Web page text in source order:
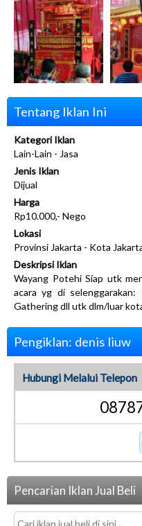
Tentang Iklan Ini
Kategori Iklan
Lain-Lain - Jasa
Jenis Iklan
Dijual
Harga
Rp10.000,- Nego
Lokasi
Provinsi Jakarta - Kota
Deskripsi Iklan
Wayang Potehi Siap utk
acara yg di
Gathering dll utk dlm/luar
Pengiklan: denis liuw
Hubungi Melalui Telepon
Pencarian Iklan Jual Beli